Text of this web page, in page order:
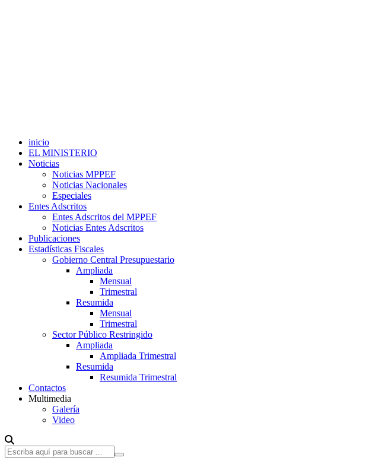
inicio
EL MINISTERIO
Noticias
Noticias MPPEF
Noticias Nacionales
Especiales
Entes Adscritos
Entes Adscritos del MPPEF
Noticias Entes Adscritos
Publicaciones
Estadísticas Fiscales
Gobierno Central Presupuestario
Ampliada
Mensual
Trimestral
Resumida
Mensual
Trimestral
Sector Público Restringido
Ampliada
Ampliada Trimestral
Resumida
Resumida Trimestral
Contactos
Multimedia
Galería
Video